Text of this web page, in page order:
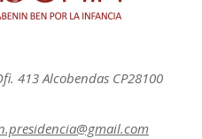
413 Alcobendas CP28100